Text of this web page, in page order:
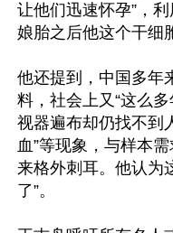
让他们迅速怀孕”，
娘胎之后他这个干细
他还提到，中国多年
料，社会上又“这么
视器遍布却仍找不到
血”等现象，与样本
来格外刺耳。他认为
了”。